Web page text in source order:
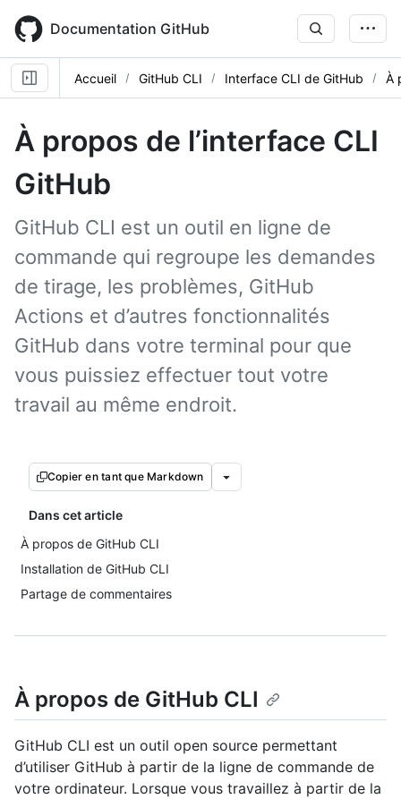
main
content
Documentation GitHub
Accueil GitHub CLI Interface CLI de GitHub À
À propos de l’interface CLI
GitHub
GitHub CLI est un outil en ligne de
commande qui regroupe les demandes
de tirage, les problèmes, GitHub
Actions et d’autres fonctionnalités
GitHub dans votre terminal pour que
vous puissiez effectuer tout votre
travail au même endroit.
Copier en tant que Markdown
Dans cet article
À propos de GitHub CLI
Installation de GitHub CLI
Partage de commentaires
À propos de GitHub CLI
GitHub CLI est un outil open source permettant
d’utiliser GitHub à partir de la ligne de commande de
votre ordinateur. Lorsque vous travaillez à partir de la